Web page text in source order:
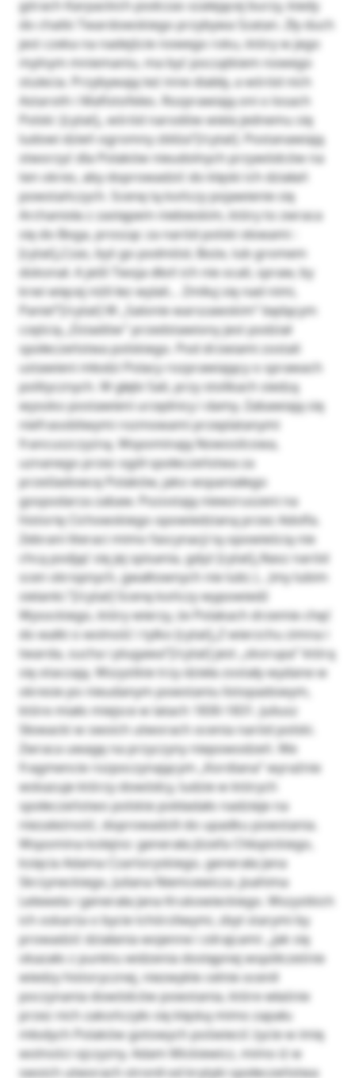
górach Karpackich podczas szalejącej burzy, kiedy
do chatki Twardowskiego przybywa Szatan. Zły duch
jest czeka na nadejście nowego roku, który w jego
mylnym mniemaniu, ma być początkiem nowego
stulecia. Przybywają też inne diabły, a wśród nich
Astaroth i Mafistofeles. Rozprawiają oni o losach
Polski :[cytat]„ wśród narodów wiela jednemu się
ludowi dzień ogromny zbliża”[/cytat]. Postanawiają
stworzyć dla Polaków nieudolnych przywódców na
ten okres, aby doprowadzić do klęski ich działań
powstańczych. Scenę tą kończy pojawienie się
Archanioła z zastępem niebieskim, który to zwraca
się do Boga, prosząc za naród polski słowami :
[cytat]„Czas, byś go podniósł, Boże, lub gromem
dokonał. A jeśli Twoja dłoń ich nie ocali, spraw, by
krwi więcej niżli łez wylali… Zmiłuj się nad nimi,
Panie!”[/cytat] W „Salonie warszawskim” będącym
częścią „Dziadów” przedstawiony jest podział
społeczeństwa polskiego. Pod drzwiami zostali
ustawieni młodzi Polacy rozprawiający o sprawach
politycznych. W głębi Sali, przy stolikach siedzą
wysoko postawieni urzędnicy i damy. Zabawiają się
niefrasobliwymi rozmowami przeplatanymi
francuszczyzną. Wspominają Nowosilcowa,
uznanego przez ogół społeczeństwa za
prześladowcę Polaków, jako wspaniałego
gospodarza zabaw. Pozostają niewzruszeni na
historię Cichowskiego opowiedzianą przez Adolfa.
Zebrani literaci mimo fascynacji tą opowieścią nie
chcą podjąć się jej spisania, gdyż [cytat]„Nasz naród
scen okropnych, gwałtownych nie lubi; (…)my lubim
sielanki.”[/cytat] Scenę kończy wypowiedź
Wysockiego, który wierzy, że Polakach drzemie chęć
do walki o wolność i tylko [cytat]„Z wierzchu zimna i
twarda, sucha i plugawa”[/cytat] jest „skorupa” którą
się otaczają. Wszystkie trzy dzieła zostały wydane w
okresie po nieudanym powstaniu listopadowym,
które miało miejsce w latach 1830-1831. Juliusz
Słowacki w swoich utworach ocenia naród polski.
Zwraca uwagę na przyczyny niepowodzeń. We
fragmencie rozpoczynającym „Kordiana” wyraźnie
wskazuje którzy dowódcy, ludzie w których
społeczeństwo polskie pokładało nadzieje na
niezależność, doprowadzili do upadku powstania.
Wspomina kolejno: generała Józefa Chłopickiego,
księcia Adama Czartoryskiego, generała Jana
Skrzyneckiego, Juliana Niemcewicza ,Joahima
Lelewela i generała Jana Krukowieckiego. Wszystkich
ich oskarża o bycie tchórzliwymi, zbyt starymi by
prowadzić działania wojenne i zdrajcami: „Jak się
okazało z punktu widzenia dostępnej współcześnie
wiedzy historycznej, niezwykle celnie ocenił
poczynania dowódców powstania, które właśnie
przez nich zakończyło się klęską mimo zapału
młodych Polaków gotowych poświecić życie w imię
wolności ojczyzny. Adam Mickiewicz, mimo iż w
swoich utworach stronił od krytyki społeczeństwa